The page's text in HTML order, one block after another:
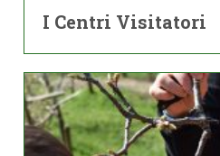
I Centri Visitatori